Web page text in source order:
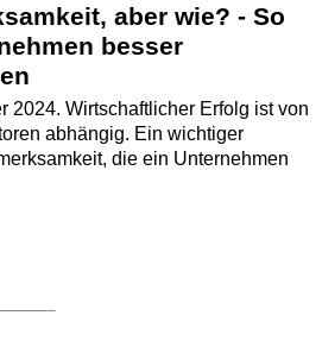
aber wie? - So
besser
2024. Wirtschaftlicher Erfolg ist von
abhängig. Ein wichtiger
die ein Unternehmen